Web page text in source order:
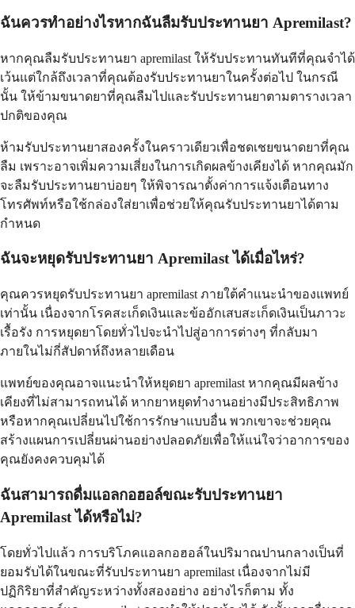
ฉันควรทำอย่างไรหากฉันลืมรับประทานยา Apremilast?
หากคุณลืมรับประทานยา apremilast ให้รับประทานทันทีที่คุณจำได้
เว้นแต่ใกล้ถึงเวลาที่คุณต้องรับประทานยาในครั้งต่อไป ในกรณี
นั้น ให้ข้ามขนาดยาที่คุณลืมไปและรับประทานยาตามตารางเวลา
ปกติของคุณ
ห้ามรับประทานยาสองครั้งในคราวเดียวเพื่อชดเชยขนาดยาที่คุณ
ลืม เพราะอาจเพิ่มความเสี่ยงในการเกิดผลข้างเคียงได้ หากคุณมัก
จะลืมรับประทานยาบ่อยๆ ให้พิจารณาตั้งค่าการแจ้งเตือนทาง
โทรศัพท์หรือใช้กล่องใส่ยาเพื่อช่วยให้คุณรับประทานยาได้ตาม
กำหนด
ฉันจะหยุดรับประทานยา Apremilast ได้เมื่อไหร่?
คุณควรหยุดรับประทานยา apremilast ภายใต้คำแนะนำของแพทย์
เท่านั้น เนื่องจากโรคสะเก็ดเงินและข้ออักเสบสะเก็ดเงินเป็นภาวะ
เรื้อรัง การหยุดยาโดยทั่วไปจะนำไปสู่อาการต่างๆ ที่กลับมา
ภายในไม่กี่สัปดาห์ถึงหลายเดือน
แพทย์ของคุณอาจแนะนำให้หยุดยา apremilast หากคุณมีผลข้าง
เคียงที่ไม่สามารถทนได้ หากยาหยุดทำงานอย่างมีประสิทธิภาพ
หรือหากคุณเปลี่ยนไปใช้การรักษาแบบอื่น พวกเขาจะช่วยคุณ
สร้างแผนการเปลี่ยนผ่านอย่างปลอดภัยเพื่อให้แน่ใจว่าอาการของ
คุณยังคงควบคุมได้
ฉันสามารถดื่มแอลกอฮอล์ขณะรับประทานยา
Apremilast ได้หรือไม่?
โดยทั่วไปแล้ว การบริโภคแอลกอฮอล์ในปริมาณปานกลางเป็นที่
ยอมรับได้ในขณะที่รับประทานยา apremilast เนื่องจากไม่มี
ปฏิกิริยาที่สำคัญระหว่างทั้งสองอย่าง อย่างไรก็ตาม ทั้ง